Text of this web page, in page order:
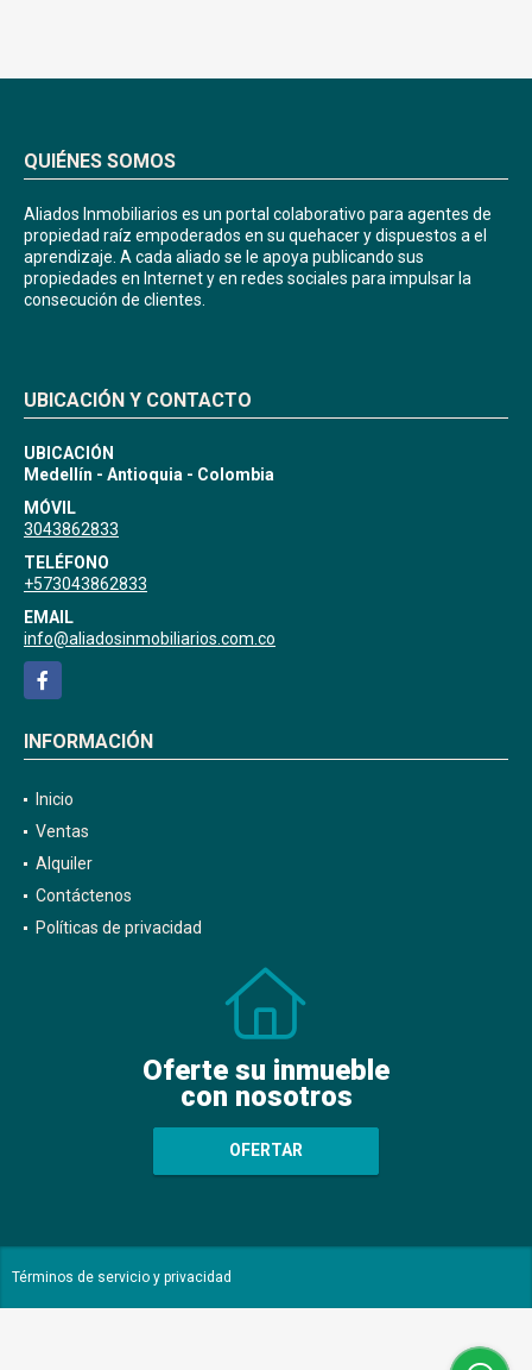
QUIÉNES SOMOS
Aliados Inmobiliarios es un portal colaborativo para agentes de
propiedad raíz empoderados en su quehacer y dispuestos a el
aprendizaje. A cada aliado se le apoya publicando sus
propiedades en Internet y en redes sociales para impulsar la
consecución de clientes.
UBICACIÓN Y CONTACTO
UBICACIÓN
Medellín - Antioquia - Colombia
MÓVIL
3043862833
TELÉFONO
+573043862833
EMAIL
info@aliadosinmobiliarios.com.co
Facebook
INFORMACIÓN
Inicio
Ventas
Alquiler
Contáctenos
Políticas de privacidad
Oferte su inmueble
con nosotros
OFERTAR
Términos de servicio y privacidad